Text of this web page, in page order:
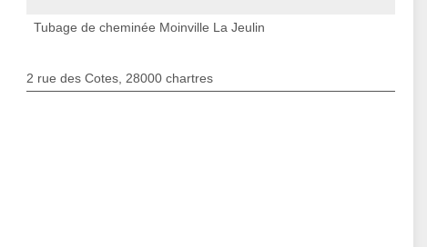
Tubage de cheminée Moinville La Jeulin
2 rue des Cotes, 28000 chartres